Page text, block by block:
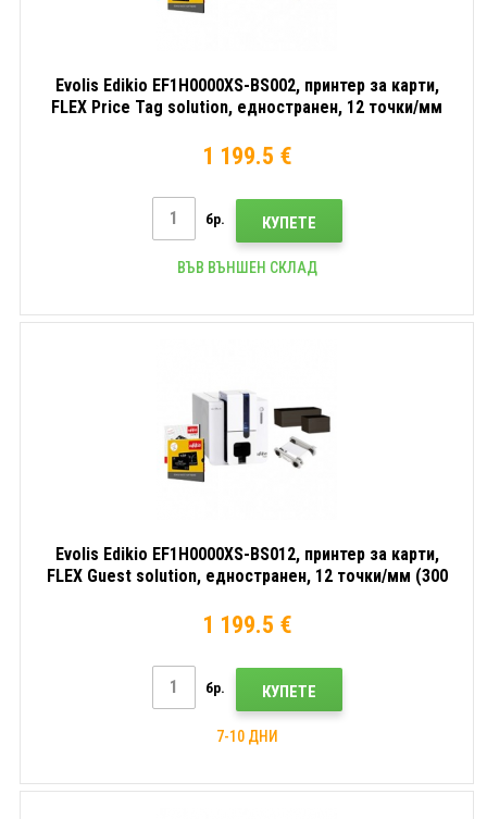
Evolis Edikio EF1H0000XS-BS002, принтер за карти,
FLEX Price Tag solution, едностранен, 12 точки/мм
1 199.5 €
бр. КУПЕТЕ
ВЪВ ВЪНШЕН СКЛАД
Evolis Edikio EF1H0000XS-BS012, принтер за карти,
FLEX Guest solution, едностранен, 12 точки/мм (300
1 199.5 €
бр. КУПЕТЕ
7-10 ДНИ